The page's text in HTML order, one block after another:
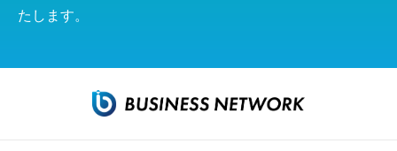
たします。